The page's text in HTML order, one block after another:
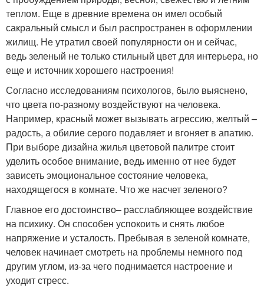
теплом. Еще в древние времена он имел особый
сакральный смысл и был распространен в оформлении
жилищ. Не утратил своей популярности он и сейчас,
ведь зеленый не только стильный цвет для интерьера, но
еще и источник хорошего настроения!
Согласно исследованиям психологов, было выяснено,
что цвета по-разному воздействуют на человека.
Например, красный может вызывать агрессию, желтый –
радость, а обилие серого подавляет и вгоняет в апатию.
При выборе дизайна жилья цветовой палитре стоит
уделить особое внимание, ведь именно от нее будет
зависеть эмоциональное состояние человека,
находящегося в комнате. Что же насчет зеленого?
Главное его достоинство– расслабляющее воздействие
на психику. Он способен успокоить и снять любое
напряжение и усталость. Пребывая в зеленой комнате,
человек начинает смотреть на проблемы немного под
другим углом, из-за чего поднимается настроение и
уходит стресс.